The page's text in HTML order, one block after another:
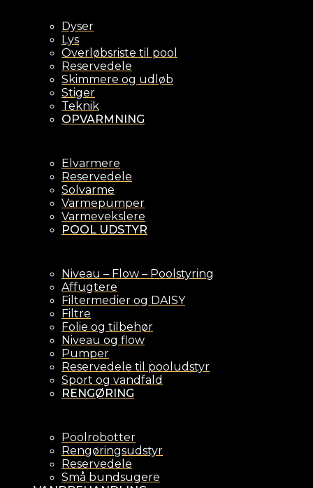
Dyser
Lys
Overløbsriste til pool
Reservedele
Skimmere og udløb
Stiger
Teknik
OPVARMNING
Elvarmere
Reservedele
Solvarme
Varmepumper
Varmevekslere
POOL UDSTYR
Niveau – Flow – Poolstyring
Affugtere
Filtermedier og DAISY
Filtre
Folie og tilbehør
Niveau og flow
Pumper
Reservedele til pooludstyr
Sport og vandfald
RENGØRING
Poolrobotter
Rengøringsudstyr
Reservedele
Små bundsugere